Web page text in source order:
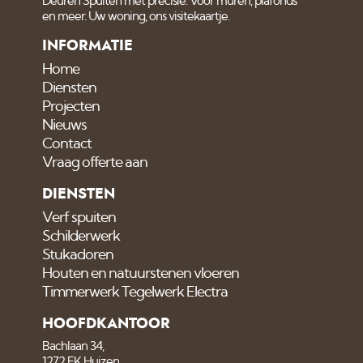
en meer. Uw woning, ons visitekaartje.
INFORMATIE
Home
Diensten
Projecten
Nieuws
Contact
Vraag offerte aan
DIENSTEN
Verf spuiten
Schilderwerk
Stukadoren
Houten en natuurstenen vloeren
Timmerwerk Tegelwerk Electra
HOOFDKANTOOR
Bachlaan 34,